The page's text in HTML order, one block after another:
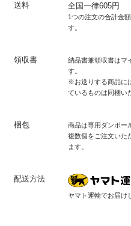
送料 全国一律605円
1つの注文の合計金
す。
領収書
納品書兼領収書はマ
す。
※お送りする商品に
ているものは同梱い
梱包
商品は専用ダンボー
複数個をご注文いた
ます。
配送方法
ヤマト運輸でお届け